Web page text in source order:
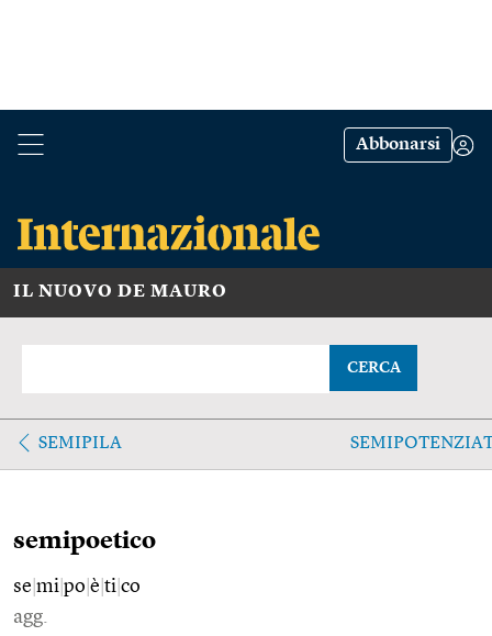
Abbonarsi
IL NUOVO DE MAURO
CERCA
SEMIPILA
semipoetico
se mi po è ti co
agg.